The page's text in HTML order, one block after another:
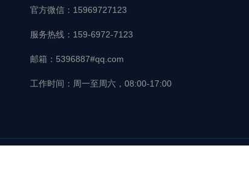
官方微信：15969727123
服务热线：159-6972-7123
邮箱：5396887#qq.com
工作时间：周一至周六，08:00-17:00